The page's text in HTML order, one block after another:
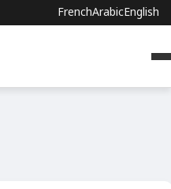
FrenchArabicEnglish